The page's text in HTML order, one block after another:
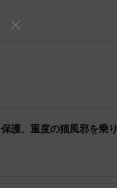
単発0x0さん）
のPマークの上にボロボ
しまいそうなほど衰弱し
現実でした。
護、重度の猫風邪を乗り